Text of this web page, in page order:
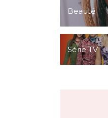
Beauté
Série TV